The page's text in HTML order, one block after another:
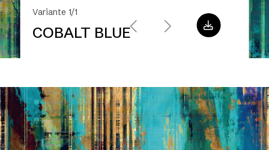
Variante 1/1
COBALT BLUE